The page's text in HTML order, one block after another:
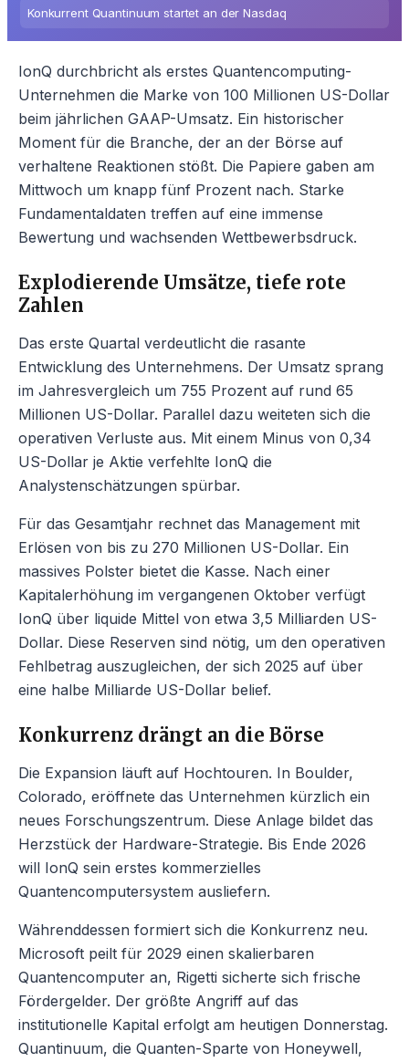
Konkurrent Quantinuum startet an der Nasdaq
IonQ durchbricht als erstes Quantencomputing-
Unternehmen die Marke von 100 Millionen US-Dollar
beim jährlichen GAAP-Umsatz. Ein historischer
Moment für die Branche, der an der Börse auf
verhaltene Reaktionen stößt. Die Papiere gaben am
Mittwoch um knapp fünf Prozent nach. Starke
Fundamentaldaten treffen auf eine immense
Bewertung und wachsenden Wettbewerbsdruck.
Explodierende Umsätze, tiefe rote
Zahlen
Das erste Quartal verdeutlicht die rasante
Entwicklung des Unternehmens. Der Umsatz sprang
im Jahresvergleich um 755 Prozent auf rund 65
Millionen US-Dollar. Parallel dazu weiteten sich die
operativen Verluste aus. Mit einem Minus von 0,34
US-Dollar je Aktie verfehlte IonQ die
Analystenschätzungen spürbar.
Für das Gesamtjahr rechnet das Management mit
Erlösen von bis zu 270 Millionen US-Dollar. Ein
massives Polster bietet die Kasse. Nach einer
Kapitalerhöhung im vergangenen Oktober verfügt
IonQ über liquide Mittel von etwa 3,5 Milliarden US-
Dollar. Diese Reserven sind nötig, um den operativen
Fehlbetrag auszugleichen, der sich 2025 auf über
eine halbe Milliarde US-Dollar belief.
Konkurrenz drängt an die Börse
Die Expansion läuft auf Hochtouren. In Boulder,
Colorado, eröffnete das Unternehmen kürzlich ein
neues Forschungszentrum. Diese Anlage bildet das
Herzstück der Hardware-Strategie. Bis Ende 2026
will IonQ sein erstes kommerzielles
Quantencomputersystem ausliefern.
Währenddessen formiert sich die Konkurrenz neu.
Microsoft peilt für 2029 einen skalierbaren
Quantencomputer an, Rigetti sicherte sich frische
Fördergelder. Der größte Angriff auf das
institutionelle Kapital erfolgt am heutigen Donnerstag.
Quantinuum, die Quanten-Sparte von Honeywell,